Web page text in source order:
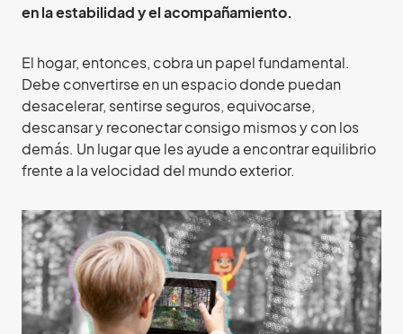
en la estabilidad y el acompañamiento.
El hogar, entonces, cobra un papel fundamental.
Debe convertirse en un espacio donde puedan
desacelerar, sentirse seguros, equivocarse,
descansar y reconectar consigo mismos y con los
demás. Un lugar que les ayude a encontrar equilibrio
frente a la velocidad del mundo exterior.